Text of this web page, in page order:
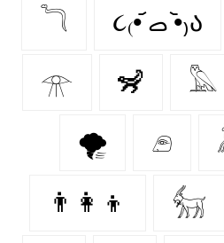
𓆓 ૮₍•᷄ ࡇ •᷅₎ა
𓁿 🦨 𓅓
🌪️ 𓂉
👨‍👩‍👦 𓃶